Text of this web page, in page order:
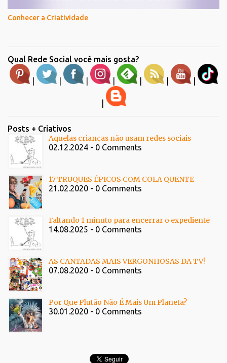
Conhecer a Criatividade
Qual Rede Social você mais gosta?
| | | | | | |
Posts + Criativos
Aquelas crianças não usam redes sociais
02.12.2024 - 0 Comments
17 TRUQUES ÉPICOS COM COLA QUENTE
21.02.2020 - 0 Comments
Faltando 1 minuto para encerrar o expediente
14.08.2025 - 0 Comments
AS CANTADAS MAIS VERGONHOSAS DA TV!
07.08.2020 - 0 Comments
Por Que Plutão Não É Mais Um Planeta?
30.01.2020 - 0 Comments